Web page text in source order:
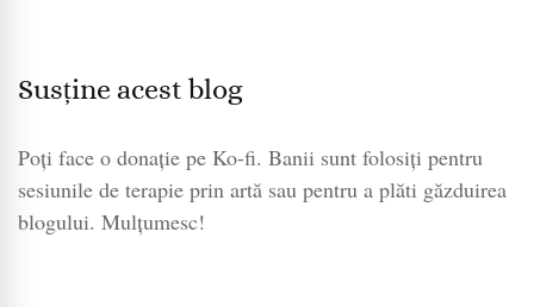
Susține acest blog
Poți face o donație pe Ko-fi. Banii sunt folosiți pentru
sesiunile de terapie prin artă sau pentru a plăti găzduirea
blogului. Mulțumesc!